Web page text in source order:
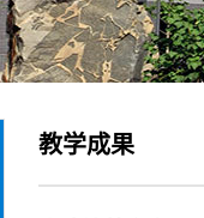
教学成果